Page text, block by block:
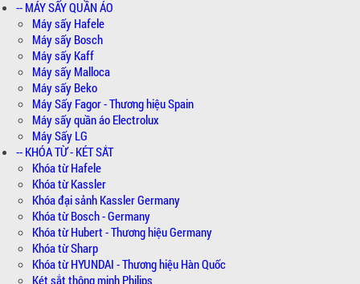
-- MÁY SẤY QUẦN ÁO
Máy sấy Hafele
Máy sấy Bosch
Máy sấy Kaff
Máy sấy Malloca
Máy sấy Beko
Máy Sấy Fagor - Thương hiệu Spain
Máy sấy quần áo Electrolux
Máy Sấy LG
-- KHÓA TỪ - KÉT SẮT
Khóa từ Hafele
Khóa từ Kassler
Khóa đại sảnh Kassler Germany
Khóa từ Bosch - Germany
Khóa từ Hubert - Thương hiệu Germany
Khóa từ Sharp
Khóa từ HYUNDAI - Thương hiệu Hàn Quốc
Két sắt thông minh Philips